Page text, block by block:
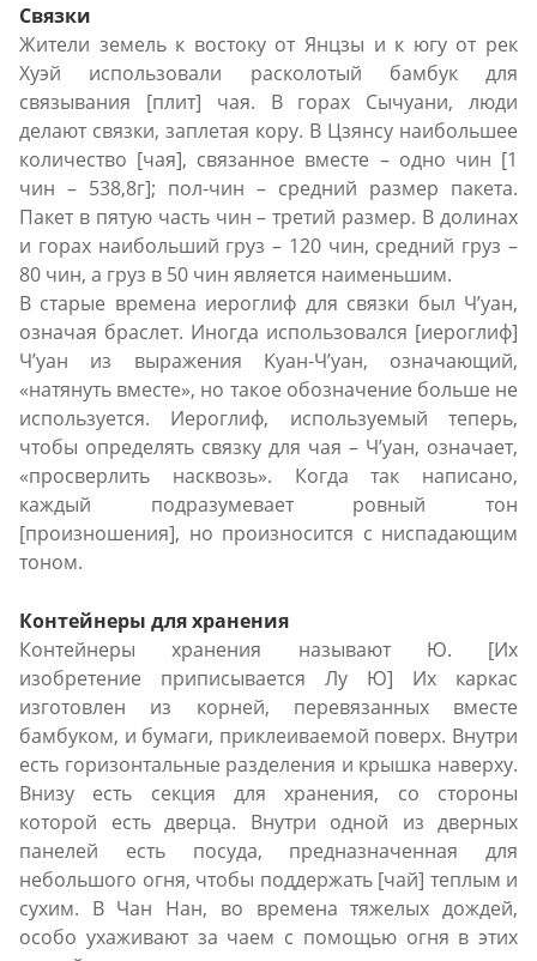
Связки
Жители земель к востоку от Янцзы и к югу от рек
Хуэй использовали расколотый бамбук для
связывания [плит] чая. В горах Сычуани, люди
делают связки, заплетая кору. В Цзянсу наибольшее
количество [чая], связанное вместе – одно чин [1
чин – 538,8г]; пол-чин – средний размер пакета.
Пакет в пятую часть чин – третий размер. В долинах
и горах наибольший груз – 120 чин, средний груз –
80 чин, а груз в 50 чин является наименьшим.
В старые времена иероглиф для связки был Ч’уан,
означая браслет. Иногда использовался [иероглиф]
Ч’уан из выражения Kуан-Ч’уан, означающий,
«натянуть вместе», но такое обозначение больше не
используется. Иероглиф, используемый теперь,
чтобы определять связку для чая – Ч’уан, означает,
«просверлить насквозь». Когда так написано,
каждый подразумевает ровный тон
[произношения], но произносится с ниспадающим
тоном.
Контейнеры для хранения
Контейнеры хранения называют Ю. [Их
изобретение приписывается Лу Ю] Их каркас
изготовлен из корней, перевязанных вместе
бамбуком, и бумаги, приклеиваемой поверх. Внутри
есть горизонтальные разделения и крышка наверху.
Внизу есть секция для хранения, со стороны
которой есть дверца. Внутри одной из дверных
панелей есть посуда, предназначенная для
небольшого огня, чтобы поддержать [чай] теплым и
сухим. В Чан Нaн, во времена тяжелых дождей,
особо ухаживают за чаем с помощью огня в этих